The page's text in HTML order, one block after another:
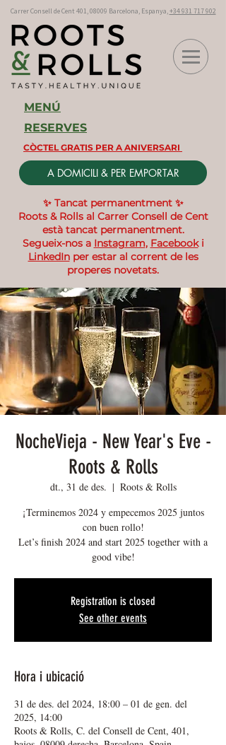
Carrer Consell de Cent 401, 08009 Barcelona, ​​Espanya,+34 931 717 902
MENÚ
RESERVES
CÒCTEL GRATIS PER A ANIVERSARI
A DOMICILI & PER EMPORTAR
​✨ Tancat permanentment ✨
Roots & Rolls al Carrer Consell de Cent
està tancat permanentment.
Segueix-nos a Instagram, Facebooki
LinkedInper estar al corrent de les
properes novetats.
NocheVieja - New Year's Eve -
Roots & Rolls
dt., 31 de des.
  |
Roots & Rolls
¡Terminemos 2024 y empecemos 2025 juntos
con buen rollo!
Let’s finish 2024 and start 2025 together with a
good vibe!
Registration is closed
See other events
Hora i ubicació
31 de des. del 2024, 18:00 – 01 de gen. del
2025, 14:00
Roots & Rolls, C. del Consell de Cent, 401,